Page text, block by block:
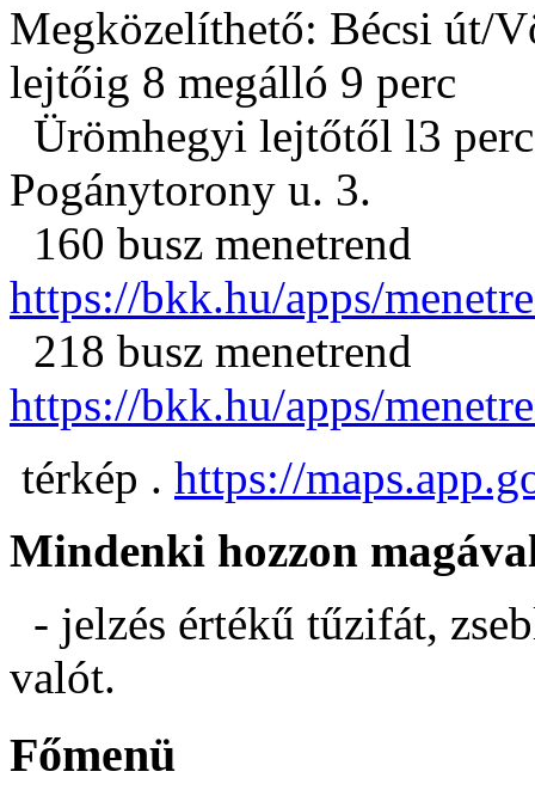
Megközelíthető: Bécsi út/
lejtőig 8 megálló 9 perc
Ürömhegyi lejtőtől l3
Pogánytorony u. 3.
160 busz menetrend
https://bkk.hu/apps/
218 busz menetrend
https://bkk.hu/apps/
térkép . https://
Mindenki hozzon
- jelzés értékű tűzifát,
valót.
Főmenü